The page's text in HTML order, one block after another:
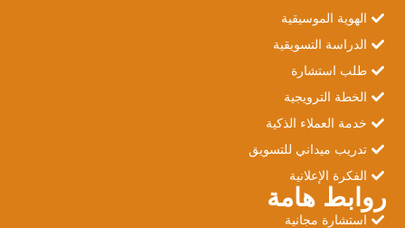
الهوية الموسيقية
الدراسة التسويقية
طلب استشارة
الخطة الترويجية
خدمة العملاء الذكية
تدريب ميداني للتسويق
الفكرة الإعلانية
روابط هامة
استشارة مجانية